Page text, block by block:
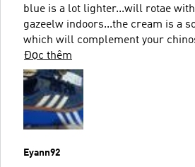
blue is a lot lighter...will rotae
gazeelw indoors...the cream is a
which will complement your
Đọc thêm
Eyann92